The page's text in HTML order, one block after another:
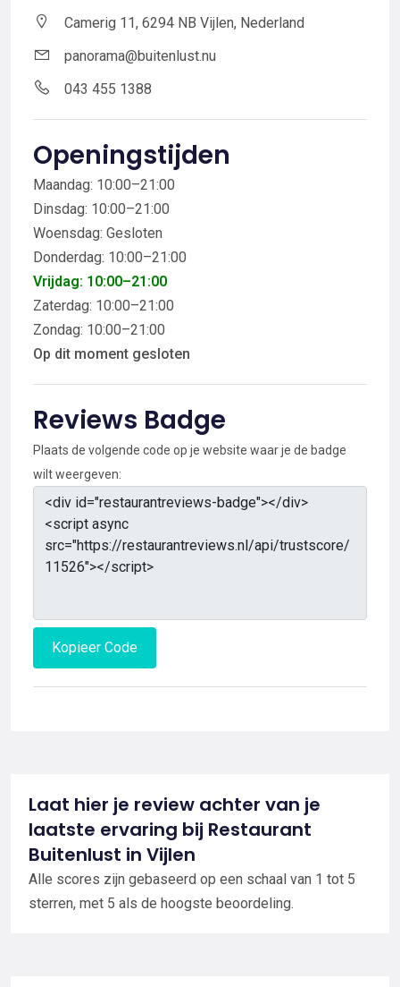
Camerig 11, 6294 NB Vijlen, Nederland
panorama@buitenlust.nu
043 455 1388
Openingstijden
Maandag: 10:00–21:00
Dinsdag: 10:00–21:00
Woensdag: Gesloten
Donderdag: 10:00–21:00
Vrijdag: 10:00–21:00
Zaterdag: 10:00–21:00
Zondag: 10:00–21:00
Op dit moment gesloten
Reviews Badge
Plaats de volgende code op je website waar je de badge
wilt weergeven:
Kopieer Code
Laat hier je review achter van je
laatste ervaring bij Restaurant
Buitenlust in Vijlen
Alle scores zijn gebaseerd op een schaal van 1 tot 5
sterren, met 5 als de hoogste beoordeling.